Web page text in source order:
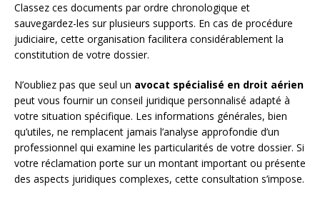
Classez ces documents par ordre chronologique et
sauvegardez-les sur plusieurs supports. En cas de procédure
judiciaire, cette organisation facilitera considérablement la
constitution de votre dossier.
N’oubliez pas que seul un avocat spécialisé en droit aérien
peut vous fournir un conseil juridique personnalisé adapté à
votre situation spécifique. Les informations générales, bien
qu’utiles, ne remplacent jamais l’analyse approfondie d’un
professionnel qui examine les particularités de votre dossier. Si
votre réclamation porte sur un montant important ou présente
des aspects juridiques complexes, cette consultation s’impose.